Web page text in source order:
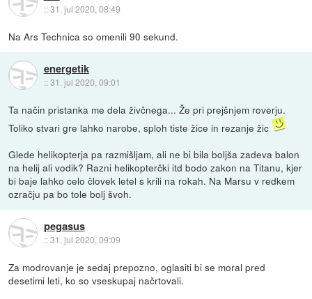
::31. jul 2020, 08:49
Na Ars Technica so omenili 90 sekund.
energetik
::31. jul 2020, 09:01
Ta način pristanka me dela živčnega... Že pri prejšnjem roverju.
Toliko stvari gre lahko narobe, sploh tiste žice in rezanje žic
Glede helikopterja pa razmišljam, ali ne bi bila boljša zadeva balon
na helij ali vodik? Razni helikopterčki itd bodo zakon na Titanu, kjer
bi baje lahko celo človek letel s krili na rokah. Na Marsu v redkem
ozračju pa bo tole bolj švoh.
pegasus
::31. jul 2020, 09:09
Za modrovanje je sedaj prepozno, oglasiti bi se moral pred
desetimi leti, ko so vseskupaj načrtovali.